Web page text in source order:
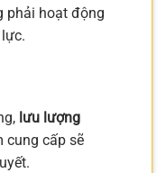
phải hoạt động
lưu lượng
cấp sẽ